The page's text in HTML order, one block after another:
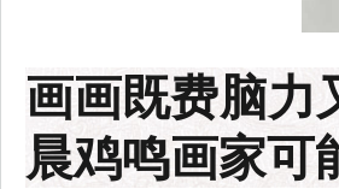
画画既费脑力
晨鸡鸣画家可